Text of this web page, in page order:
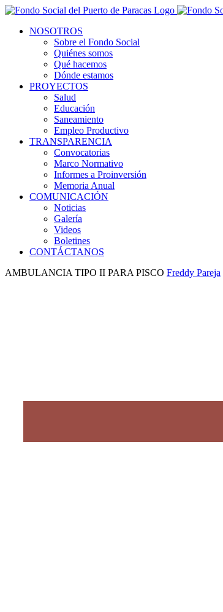
NOSOTROS
Sobre el Fondo Social
Quiénes somos
Qué hacemos
Dónde estamos
PROYECTOS
Salud
Educación
Saneamiento
Empleo Productivo
TRANSPARENCIA
Convocatorias
Marco Normativo
Informes a Proinversión
Memoria Anual
COMUNICACIÓN
Noticias
Galería
Videos
Boletines
CONTÁCTANOS
AMBULANCIA TIPO II PARA PISCO Freddy Pareja